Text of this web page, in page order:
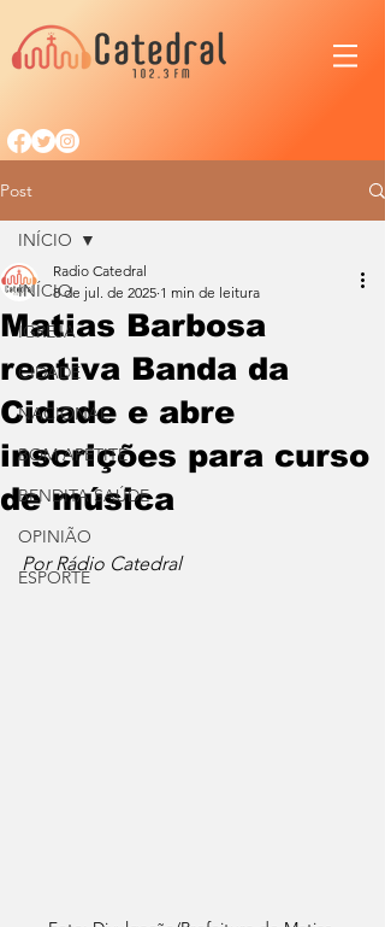
Post
INÍCIO
IGREJA
CIDADE
NACIONAL
BOM APETITE
BENDITA SAÚDE
OPINIÃO
ESPORTE
INÍCIO
Matias Barbosa
reativa Banda da
Cidade e abre
inscrições para curso
de música
Radio Catedral
8 de jul. de 2025 1 min de leitura
Por Rádio Catedral